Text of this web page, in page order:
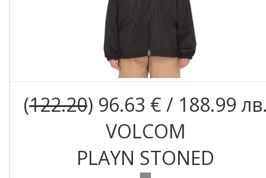
(122.20) 96.63 € / 188.99
VOLCOM
PLAYN STONED